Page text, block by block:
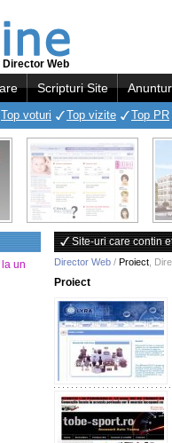
Director Web
Scripturi Site
Top voturi Top vizite Top PR
un
Site-uri care contin
Director Web / Proiect
Proiect